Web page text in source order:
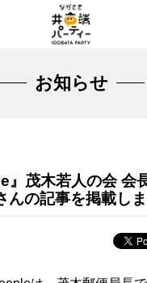
お知らせ
』茂木若人の会 会
んの記事を掲載し